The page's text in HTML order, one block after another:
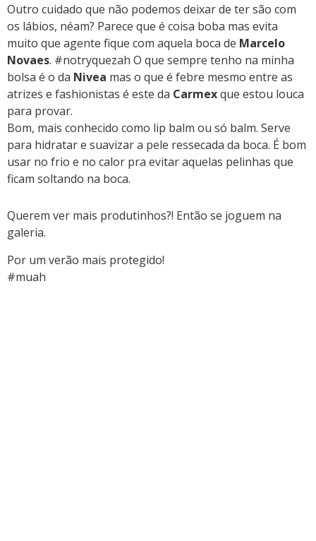
Outro cuidado que não podemos deixar de ter são com
os lábios, néam? Parece que é coisa boba mas evita
muito que agente fique com aquela boca de Marcelo
Novaes. #notryquezah O que sempre tenho na minha
bolsa é o da Nivea mas o que é febre mesmo entre as
atrizes e fashionistas é este da Carmexque estou louca
para provar.
Bom, mais conhecido como lip balm ou só balm. Serve
para hidratar e suavizar a pele ressecada da boca. É bom
usar no frio e no calor pra evitar aquelas pelinhas que
ficam soltando na boca.
Querem ver mais produtinhos?! Então se joguem na
galeria.
Por um verão mais protegido!
#muah